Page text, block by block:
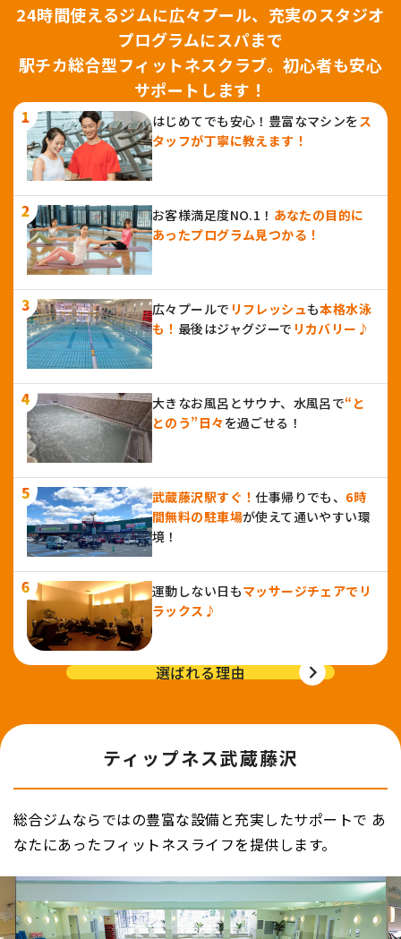
24時間使えるジムに広々プール、充実のスタジオ
プログラムにスパまで
駅チカ総合型フィットネスクラブ。初心者も安心
サポートします！
はじめてでも安心！豊富なマシンを ス
タッフが丁寧に教えます！
お客様満足度NO.1！ あなたの目的に
あったプログラム見つかる！
広々プールで リフレッシュも本格水泳
も！ 最後はジャグジーで リカバリー♪
大きなお風呂とサウナ、水風呂で“と
とのう”日々 を過ごせる！
武蔵藤沢駅すぐ！ 仕事帰りでも、 6時
間無料の駐車場が使えて通いやすい環
境！
運動しない日もマッサージチェアでリ
ラックス♪
選ばれる理由
ティップネス武蔵藤沢
総合ジムならではの豊富な設備と充実したサポートで あ
なたにあったフィットネスライフを提供します。